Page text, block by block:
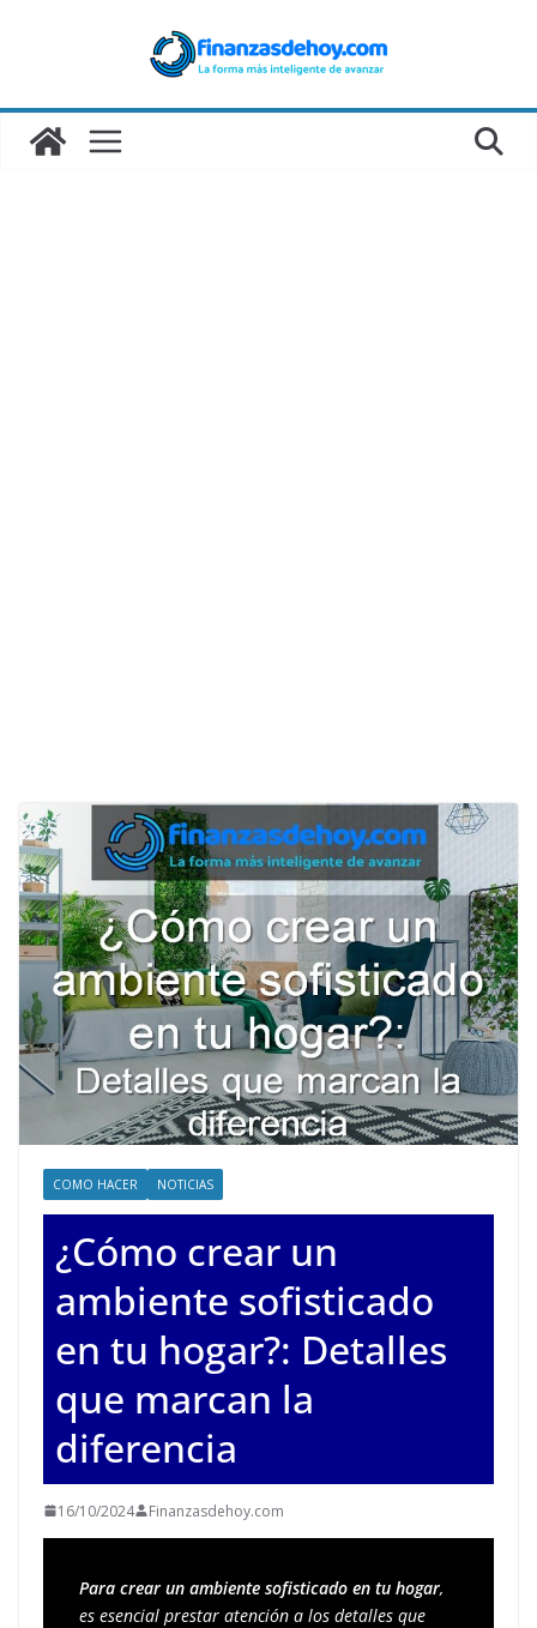
COMO HACER NOTICIAS
¿Cómo crear un
ambiente sofisticado
en tu hogar?: Detalles
que marcan la
diferencia
16/10/2024 Finanzasdehoy.com
Para crear un ambiente sofisticado en tu hogar,
es esencial prestar atención a los detalles que